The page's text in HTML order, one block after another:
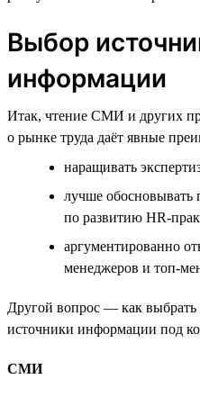
Выбор
информации
Итак, чтение СМИ и других
о рынке труда даёт явные
наращивать
лучше обосновывать
по развитию HR-
аргументированно
менеджеров и топ-
Другой вопрос — как
источники информации под
СМИ